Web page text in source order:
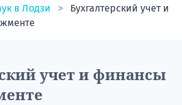
в Лодзи
Бухгалтерский учет и
учет и финансы